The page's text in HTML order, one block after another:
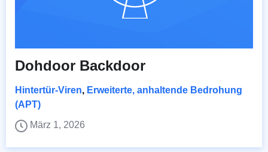
Dohdoor Backdoor
Hintertür-Viren, Erweiterte, anhaltende Bedrohung
(APT)
März 1, 2026